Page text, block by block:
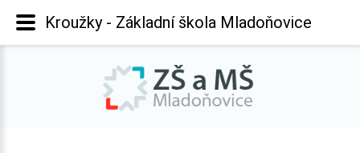
Kroužky - Základní škola Mladoňovice